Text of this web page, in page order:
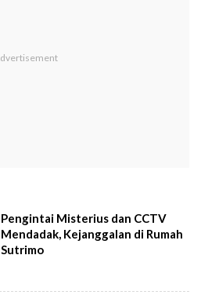
Pengintai Misterius dan CCTV
Mendadak, Kejanggalan di Rumah
Sutrimo